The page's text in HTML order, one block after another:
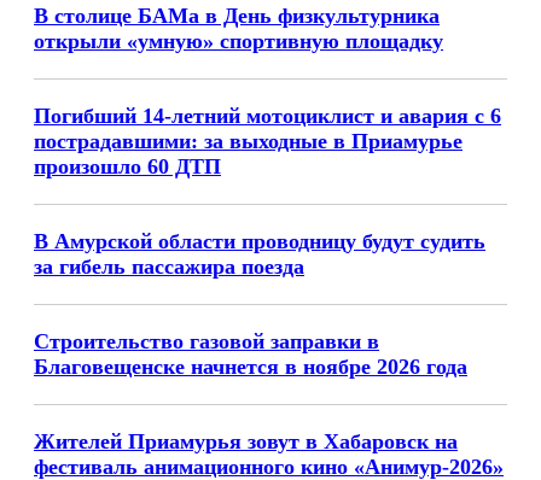
В столице БАМа в День физкультурника
открыли «умную» спортивную площадку
Погибший 14-летний мотоциклист и авария с 6
пострадавшими: за выходные в Приамурье
произошло 60 ДТП
В Амурской области проводницу будут судить
за гибель пассажира поезда
Строительство газовой заправки в
Благовещенске начнется в ноябре 2026 года
Жителей Приамурья зовут в Хабаровск на
фестиваль анимационного кино «Анимур-2026»